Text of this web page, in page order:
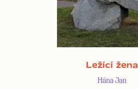
Ležící žena
Hána Jan